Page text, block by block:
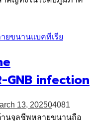
ยขนานแบคทีเรีย
GNB infection
13, 202504081
านจุลชีพหลายขนานถือ